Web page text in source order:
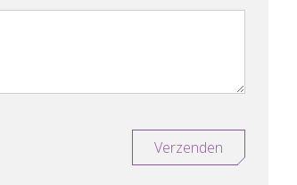
Verzenden